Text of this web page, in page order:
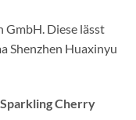
GmbH. Diese lässt
Shenzhen Huaxinyu
Cherry